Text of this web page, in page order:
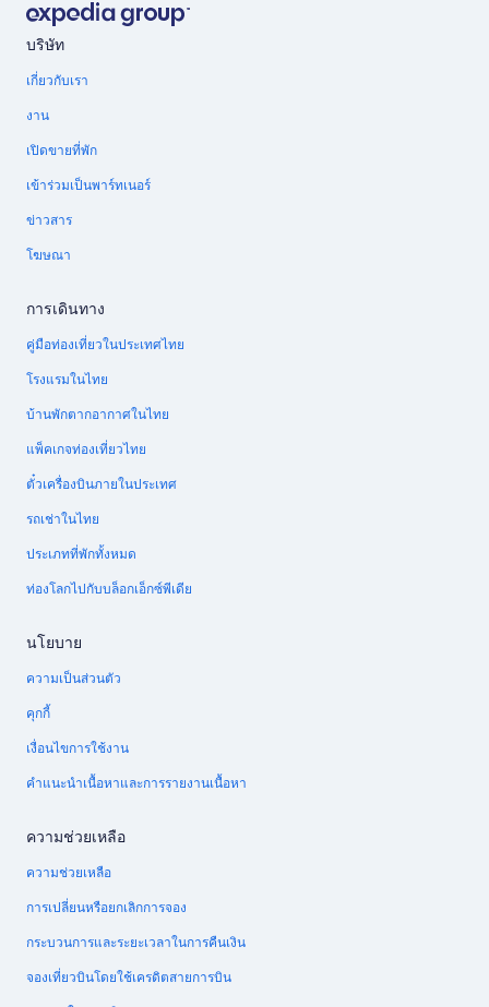
บริษัท
เกี่ยวกับเรา
งาน
เปิดขายที่พัก
เข้าร่วมเป็นพาร์ทเนอร์
ข่าวสาร
โฆษณา
การเดินทาง
คู่มือท่องเที่ยวในประเทศไทย
โรงแรมในไทย
บ้านพักตากอากาศในไทย
แพ็คเกจท่องเที่ยวไทย
ตั๋วเครื่องบินภายในประเทศ
รถเช่าในไทย
ประเภทที่พักทั้งหมด
ท่องโลกไปกับบล็อกเอ็กซ์พีเดีย
นโยบาย
ความเป็นส่วนตัว
คุกกี้
เงื่อนไขการใช้งาน
คำแนะนำเนื้อหาและการรายงานเนื้อหา
ความช่วยเหลือ
ความช่วยเหลือ
การเปลี่ยนหรือยกเลิกการจอง
กระบวนการและระยะเวลาในการคืนเงิน
จองเที่ยวบินโดยใช้เครดิตสายการบิน